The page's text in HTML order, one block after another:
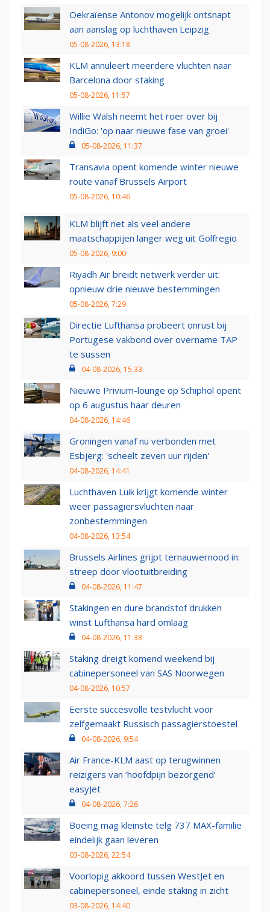
Oekraïense Antonov mogelijk ontsnapt
aan aanslag op luchthaven Leipzig
05-08-2026, 13:18
KLM annuleert meerdere vluchten naar
Barcelona door staking
05-08-2026, 11:57
Willie Walsh neemt het roer over bij
IndiGo: 'op naar nieuwe fase van groei'
05-08-2026, 11:37
Transavia opent komende winter nieuwe
route vanaf Brussels Airport
05-08-2026, 10:46
KLM blijft net als veel andere
maatschappijen langer weg uit Golfregio
05-08-2026, 9:00
Riyadh Air breidt netwerk verder uit:
opnieuw drie nieuwe bestemmingen
05-08-2026, 7:29
Directie Lufthansa probeert onrust bij
Portugese vakbond over overname TAP
te sussen
04-08-2026, 15:33
Nieuwe Privium-lounge op Schiphol opent
op 6 augustus haar deuren
04-08-2026, 14:46
Groningen vanaf nu verbonden met
Esbjerg: 'scheelt zeven uur rijden'
04-08-2026, 14:41
Luchthaven Luik krijgt komende winter
weer passagiersvluchten naar
zonbestemmingen
04-08-2026, 13:54
Brussels Airlines grijpt ternauwernood in:
streep door vlootuitbreiding
04-08-2026, 11:47
Stakingen en dure brandstof drukken
winst Lufthansa hard omlaag
04-08-2026, 11:38
Staking dreigt komend weekend bij
cabinepersoneel van SAS Noorwegen
04-08-2026, 10:57
Eerste succesvolle testvlucht voor
zelfgemaakt Russisch passagierstoestel
04-08-2026, 9:54
Air France-KLM aast op terugwinnen
reizigers van ‘hoofdpijn bezorgend’
easyJet
04-08-2026, 7:26
Boeing mag kleinste telg 737 MAX-familie
eindelijk gaan leveren
03-08-2026, 22:54
Voorlopig akkoord tussen WestJet en
cabinepersoneel, einde staking in zicht
03-08-2026, 14:40